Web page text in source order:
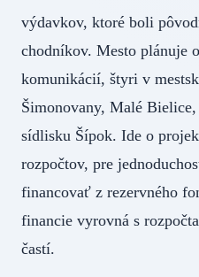
výdavkov, ktoré boli
chodníkov. Mesto plánuje
komunikácií, štyri v
Šimonovany, Malé
sídlisku Šípok. Ide o
rozpočtov, pre
financovať z rezervného
financie vyrovná s
častí.